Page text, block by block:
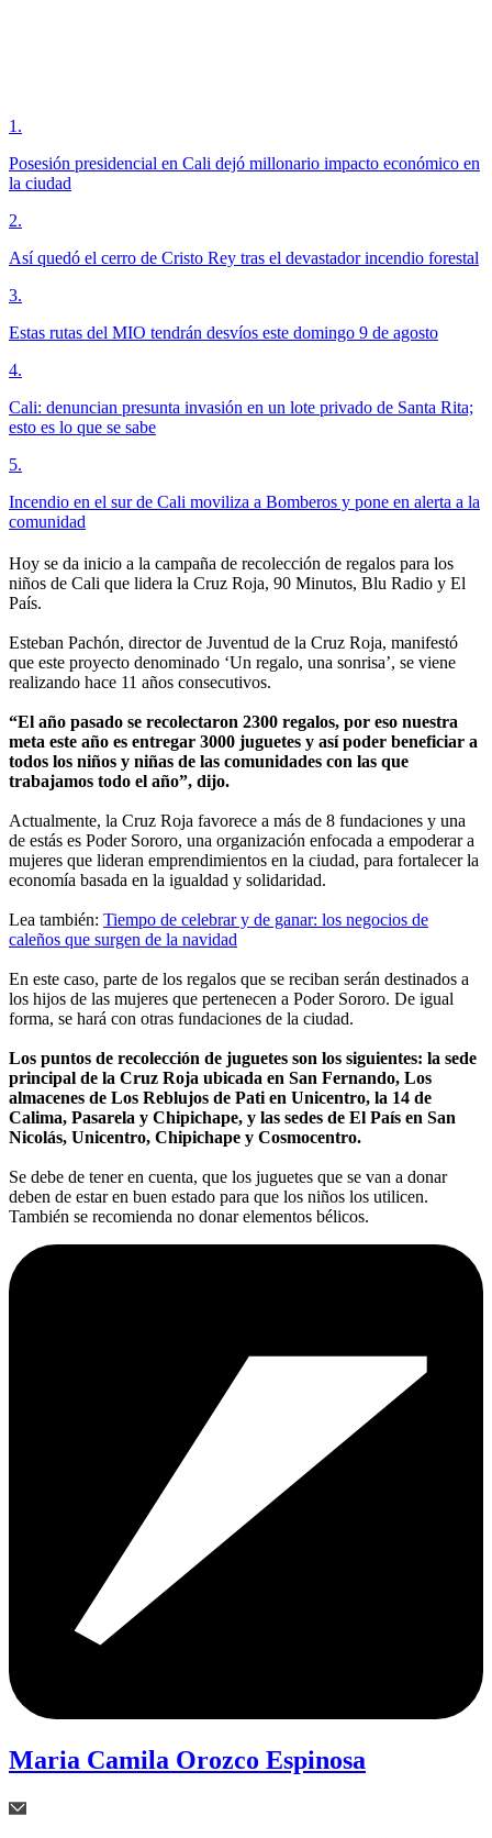
1 .
Posesión presidencial en Cali dejó millonario impacto económico en
la ciudad
2.
Así quedó el cerro de Cristo Rey tras el devastador incendio forestal
3.
Estas rutas del MIO tendrán desvíos este domingo 9 de agosto
4.
Cali: denuncian presunta invasión en un lote privado de Santa Rita;
esto es lo que se sabe
5.
Incendio en el sur de Cali moviliza a Bomberos y pone en alerta a la
comunidad
Hoy se da inicio a la campaña de recolección de regalos para los
niños de Cali que lidera la Cruz Roja, 90 Minutos, Blu Radio y El
País.
Esteban Pachón, director de Juventud de la Cruz Roja, manifestó
que este proyecto denominado ‘Un regalo, una sonrisa’, se viene
realizando hace 11 años consecutivos.
“El año pasado se recolectaron 2300 regalos, por eso nuestra
meta este año es entregar 3000 juguetes y así poder beneficiar a
todos los niños y niñas de las comunidades con las que
trabajamos todo el año”, dijo.
Actualmente, la Cruz Roja favorece a más de 8 fundaciones y una
de estás es Poder Sororo, una organización enfocada a empoderar a
mujeres que lideran emprendimientos en la ciudad, para fortalecer la
economía basada en la igualdad y solidaridad.
Lea también: Tiempo de celebrar y de ganar: los negocios de
caleños que surgen de la navidad
En este caso, parte de los regalos que se reciban serán destinados a
los hijos de las mujeres que pertenecen a Poder Sororo. De igual
forma, se hará con otras fundaciones de la ciudad.
Los puntos de recolección de juguetes son los siguientes: la sede
principal de la Cruz Roja ubicada en San Fernando, Los
almacenes de Los Reblujos de Pati en Unicentro, la 14 de
Calima, Pasarela y Chipichape, y las sedes de El País en San
Nicolás, Unicentro, Chipichape y Cosmocentro.
Se debe de tener en cuenta, que los juguetes que se van a donar
deben de estar en buen estado para que los niños los utilicen.
También se recomienda no donar elementos bélicos.
Maria Camila Orozco Espinosa